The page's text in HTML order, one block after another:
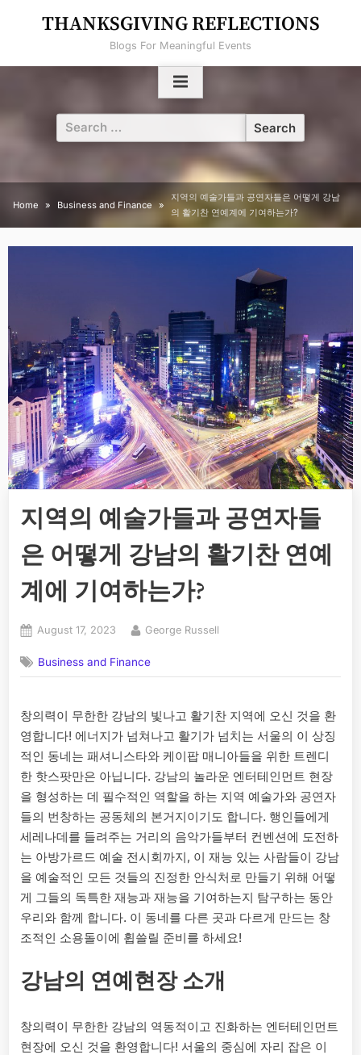
THANKSGIVING REFLECTIONS
Blogs For Meaningful Events
Search
for:
Home Business and Finance
지역의 예술가들과 공연자들은 어떻게 강남
의 활기찬 연예계에 기여하는가?
지역의 예술가들과 공연자들
은 어떻게 강남의 활기찬 연예
계에 기여하는가?
Posted
August 17, 2023 By
George Russell
Business and Finance
창의력이 무한한 강남의 빛나고 활기찬 지역에 오신 것을 환
영합니다! 에너지가 넘쳐나고 활기가 넘치는 서울의 이 상징
적인 동네는 패셔니스타와 케이팝 매니아들을 위한 트렌디
한 핫스팟만은 아닙니다. 강남의 놀라운 엔터테인먼트 현장
을 형성하는 데 필수적인 역할을 하는 지역 예술가와 공연자
들의 번창하는 공동체의 본거지이기도 합니다. 행인들에게
세레나데를 들려주는 거리의 음악가들부터 컨벤션에 도전하
는 아방가르드 예술 전시회까지, 이 재능 있는 사람들이 강남
을 예술적인 모든 것들의 진정한 안식처로 만들기 위해 어떻
게 그들의 독특한 재능과 재능을 기여하는지 탐구하는 동안
우리와 함께 합니다. 이 동네를 다른 곳과 다르게 만드는 창
조적인 소용돌이에 휩쓸릴 준비를 하세요!
강남의 연예현장 소개
창의력이 무한한 강남의 역동적이고 진화하는 엔터테인먼트
현장에 오신 것을 환영합니다! 서울의 중심에 자리 잡은 이